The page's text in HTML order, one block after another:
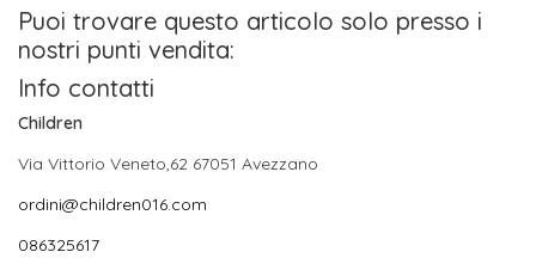
Puoi trovare questo articolo solo presso i
nostri punti vendita:
Info contatti
Children
Via Vittorio Veneto,62 67051 Avezzano
ordini@children016.com
086325617